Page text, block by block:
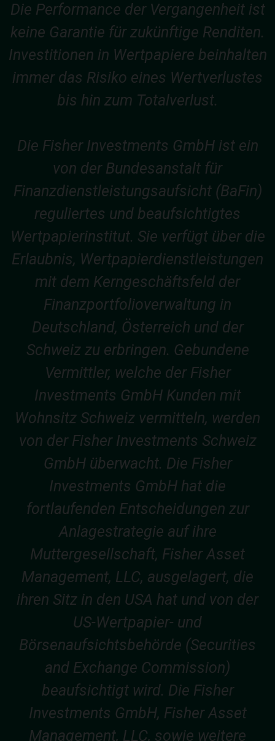
Die Performance der Vergangenheit ist
keine Garantie für zukünftige Renditen.
Investitionen in Wertpapiere beinhalten
immer das Risiko eines Wertverlustes
bis hin zum Totalverlust.
Die Fisher Investments GmbH ist ein
von der Bundesanstalt für
Finanzdienstleistungsaufsicht (BaFin)
reguliertes und beaufsichtigtes
Wertpapierinstitut. Sie verfügt über die
Erlaubnis, Wertpapierdienstleistungen
mit dem Kerngeschäftsfeld der
Finanzportfolioverwaltung in
Deutschland, Österreich und der
Schweiz zu erbringen. Gebundene
Vermittler, welche der Fisher
Investments GmbH Kunden mit
Wohnsitz Schweiz vermitteln, werden
von der Fisher Investments Schweiz
GmbH überwacht. Die Fisher
Investments GmbH hat die
fortlaufenden Entscheidungen zur
Anlagestrategie auf ihre
Muttergesellschaft, Fisher Asset
Management, LLC, ausgelagert, die
ihren Sitz in den USA hat und von der
US-Wertpapier- und
Börsenaufsichtsbehörde (Securities
and Exchange Commission)
beaufsichtigt wird. Die Fisher
Investments GmbH, Fisher Asset
Management, LLC, sowie weitere